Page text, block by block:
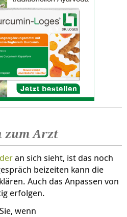
zum Arzt
an sich sieht, ist das noch
beizeiten kann die
Auch das Anpassen von
erfolgen.
wenn